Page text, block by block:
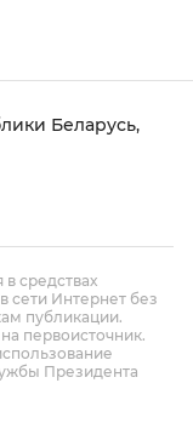
Беларусь,
средствах
сети Интернет без
публикации.
первоисточник.
Президента